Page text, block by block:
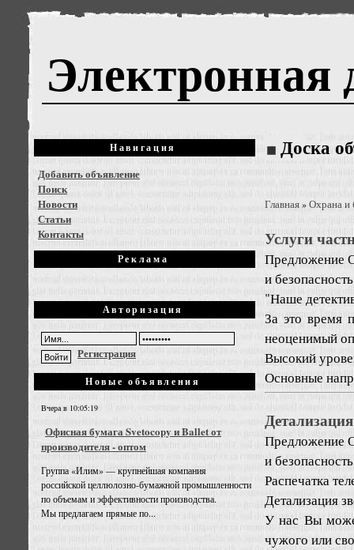
Электронная
Навигация
Добавить объявление
Поиск
Новости
Статьи
Контакты
Реклама
Авторизация
Регистрация
Новые объявления
Вчера в 10:05:19
Офисная бумага Svetocopy и Ballet от
производителя - оптом
Группа «Илим» — крупнейшая компания
российской целлюлозно-бумажной промышленности
по объемам и эффективности производства.
Мы предлагаем прямые по...
Доска
Главная»Охрана и
Услуги
Предложение
и
"Наше
За это время
неоценимый
Высокий
Основные
Предложение
и
Распечатка
Детализация
У нас Вы
чужого или